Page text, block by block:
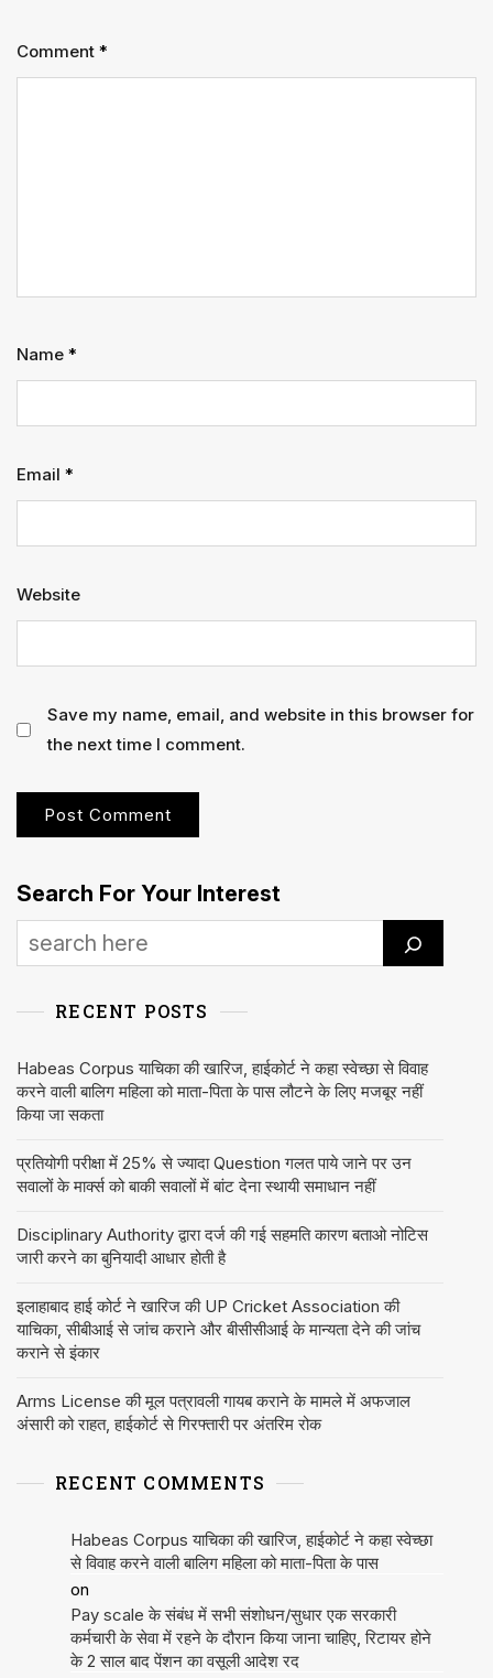
Comment *
Name *
Email *
Website
Save my name, email, and website in this browser for
the next time I comment.
Search For Your Interest
RECENT POSTS
Habeas Corpus याचिका की खारिज, हाईकोर्ट ने कहा स्वेच्छा से विवाह
करने वाली बालिग महिला को माता-पिता के पास लौटने के लिए मजबूर नहीं
किया जा सकता
प्रतियोगी परीक्षा में 25% से ज्यादा Question गलत पाये जाने पर उन
सवालों के मार्क्स को बाकी सवालों में बांट देना स्थायी समाधान नहीं
Disciplinary Authority द्वारा दर्ज की गई सहमति कारण बताओ नोटिस
जारी करने का बुनियादी आधार होती है
इलाहाबाद हाई कोर्ट ने खारिज की UP Cricket Association की
याचिका, सीबीआई से जांच कराने और बीसीसीआई के मान्यता देने की जांच
कराने से इंकार
Arms License की मूल पत्रावली गायब कराने के मामले में अफजाल
अंसारी को राहत, हाईकोर्ट से गिरफ्तारी पर अंतरिम रोक
RECENT COMMENTS
Habeas Corpus याचिका की खारिज, हाईकोर्ट ने कहा स्वेच्छा
से विवाह करने वाली बालिग महिला को माता-पिता के पास
on
Pay scale के संबंध में सभी संशोधन/सुधार एक सरकारी
कर्मचारी के सेवा में रहने के दौरान किया जाना चाहिए, रिटायर होने
के 2 साल बाद पेंशन का वसूली आदेश रद